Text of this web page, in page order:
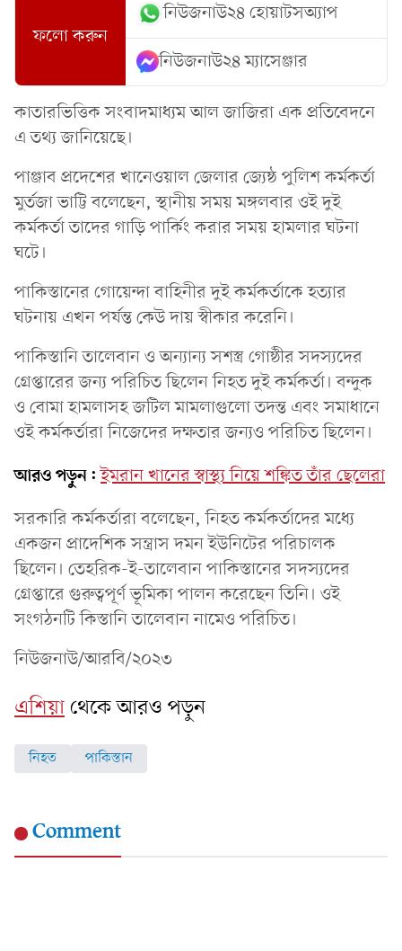
ফলো করুন
নিউজনাউ২৪ হোয়াটসঅ্যাপ
নিউজনাউ২৪ ম্যাসেঞ্জার
কাতারভিত্তিক সংবাদমাধ্যম আল জাজিরা এক প্রতিবেদনে
এ তথ্য জানিয়েছে।
পাঞ্জাব প্রদেশের খানেওয়াল জেলার জ্যেষ্ঠ পুলিশ কর্মকর্তা
মুর্তজা ভাট্টি বলেছেন, স্থানীয় সময় মঙ্গলবার ওই দুই
কর্মকর্তা তাদের গাড়ি পার্কিং করার সময় হামলার ঘটনা
ঘটে।
পাকিস্তানের গোয়েন্দা বাহিনীর দুই কর্মকর্তাকে হত্যার
ঘটনায় এখন পর্যন্ত কেউ দায় স্বীকার করেনি।
পাকিস্তানি তালেবান ও অন্যান্য সশস্ত্র গোষ্ঠীর সদস্যদের
গ্রেপ্তারের জন্য পরিচিত ছিলেন নিহত দুই কর্মকর্তা। বন্দুক
ও বোমা হামলাসহ জটিল মামলাগুলো তদন্ত এবং সমাধানে
ওই কর্মকর্তারা নিজেদের দক্ষতার জন্যও পরিচিত ছিলেন।
আরও পড়ুন: ইমরান খানের স্বাস্থ্য নিয়ে শঙ্কিত তাঁর ছেলেরা
সরকারি কর্মকর্তারা বলেছেন, নিহত কর্মকর্তাদের মধ্যে
একজন প্রাদেশিক সন্ত্রাস দমন ইউনিটের পরিচালক
ছিলেন। তেহরিক-ই-তালেবান পাকিস্তানের সদস্যদের
গ্রেপ্তারে গুরুত্বপূর্ণ ভূমিকা পালন করেছেন তিনি। ওই
সংগঠনটি কিস্তানি তালেবান নামেও পরিচিত।
নিউজনাউ/আরবি/২০২৩
এশিয়াথেকে আরও পড়ুন
নিহত পাকিস্তান
Comment